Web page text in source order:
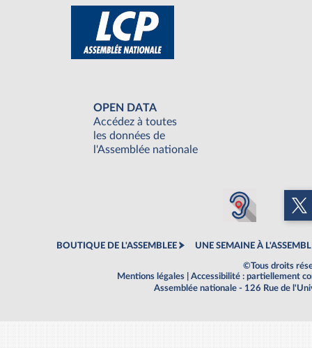
OPEN DATA
Accédez à toutes
les données de
l'Assemblée nationale
BOUTIQUE DE L'ASSEMBLEE UNE SEMAINE À
©Tous droits
Mentions légales
Accessibilité : partiellement
Assemblée nationale - 126 Rue de